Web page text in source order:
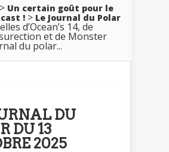
> Un certain goût pour le
! > Le Journal du Polar
d’Ocean’s 14, de
et de Monster
du polar...
DU
DU 13
2025